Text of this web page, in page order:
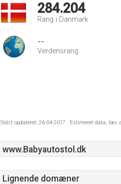
284.204
Rang i Danmark
--
Verdensrang
Sidst opdateret: 26-04-2017 . Estimeret data, læs
www.Babyautostol.dk
Lignende domæner